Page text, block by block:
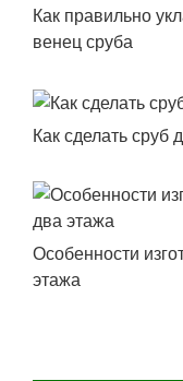
Как правильно
венец сруба
Как сделать сруб
Особенности
этажа